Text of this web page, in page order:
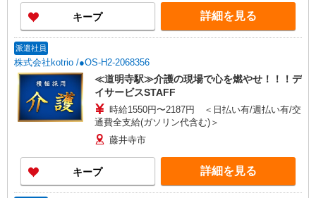
キープ 詳細を見る
派遣社員
株式会社kotrio /●OS-H2-2068356
≪道明寺駅≫介護の現場で心を燃やせ！！！デ
イサービスSTAFF
時給1550円〜2187円 ＜日払い有/週払い有/交
通費全支給(ガソリン代含む)＞
藤井寺市
キープ 詳細を見る